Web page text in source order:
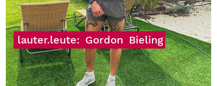
lauter.leute: Gordon Bieling